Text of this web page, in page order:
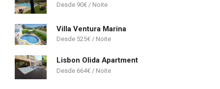
90€
Villa Ventura Marina
525€
Lisbon Olida Apartment
664€